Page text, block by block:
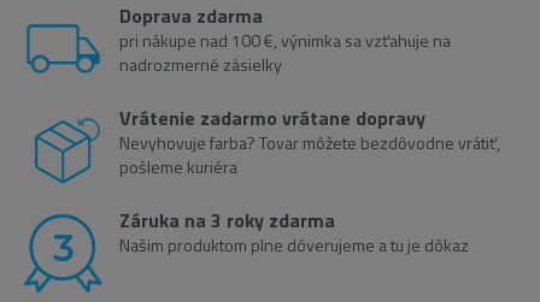
Doprava zdarma
pri nákupe nad 100 €, výnimka sa vzťahuje na
nadrozmerné zásielky
Vrátenie zadarmo vrátane dopravy
Nevyhovuje farba? Tovar môžete bezdôvodne vrátiť,
pošleme kuriéra
Záruka na 3 roky zdarma
Našim produktom plne dôverujeme a tu je dôkaz